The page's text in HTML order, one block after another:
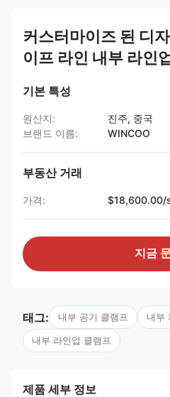
커스터마이즈 된 디
이프 라인 내부 라인
기본 특성
원산지:
진주, 중국
브랜드 이름:
WINCOO
부동산 거래
가격: $18,600.00/
지금
태그: 내부 공기 클램프 내부
내부 라인업 클램프
제품 세부 정보